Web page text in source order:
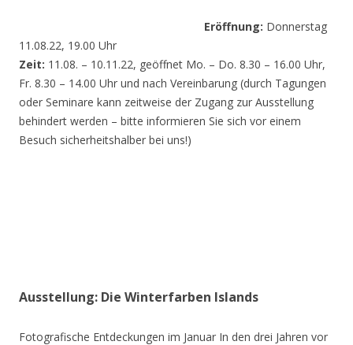
Eröffnung: Donnerstag
11.08.22, 19.00 Uhr
Zeit: 11.08. – 10.11.22, geöffnet Mo. – Do. 8.30 – 16.00 Uhr,
Fr. 8.30 – 14.00 Uhr und nach Vereinbarung (durch Tagungen
oder Seminare kann zeitweise der Zugang zur Ausstellung
behindert werden – bitte informieren Sie sich vor einem
Besuch sicherheitshalber bei uns!)
Ausstellung: Die Winterfarben Islands
Fotografische Entdeckungen im Januar In den drei Jahren vor